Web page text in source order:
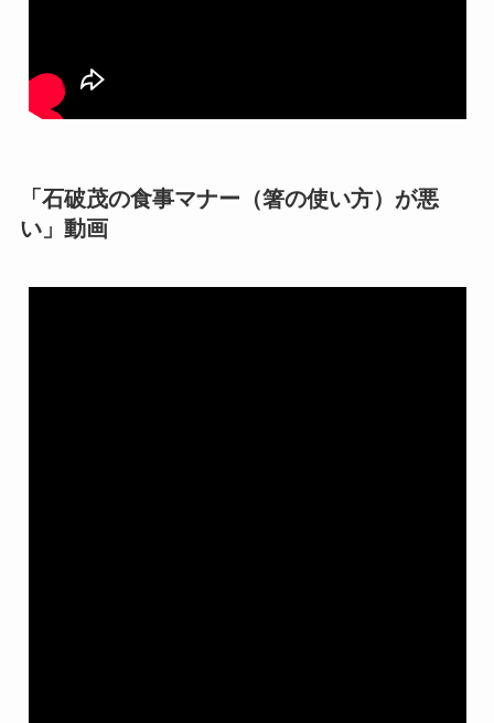
「石破茂の食事マナー（箸の使い方）が悪
い」動画